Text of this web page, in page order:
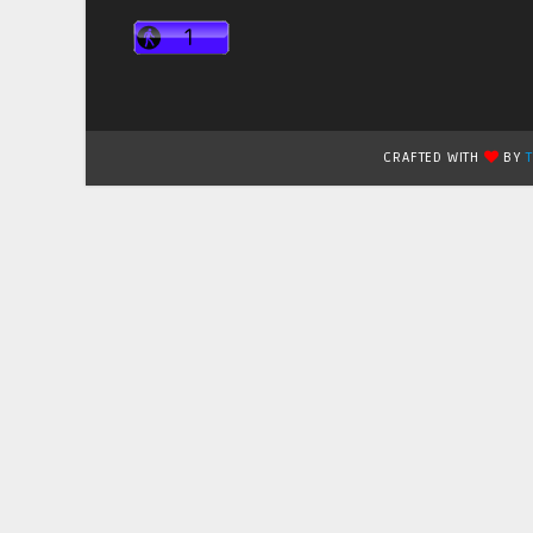
CRAFTED WITH BY